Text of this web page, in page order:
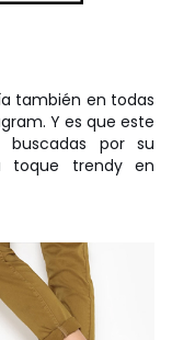
también en todas
Y es que este
buscadas por su
toque trendy en